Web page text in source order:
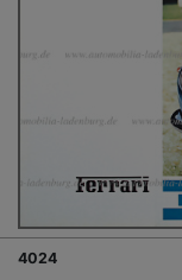
4024